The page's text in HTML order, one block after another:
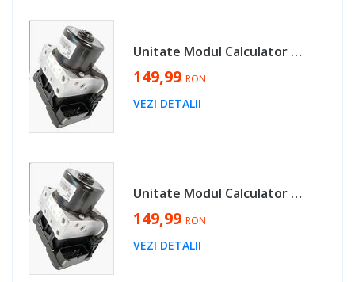
Unitate Modul Calculator Pompa ABS Seat Toledo 2 1998 - 2005 Cod 1J0614117C 1J0907379G [L4667]
149,99 RON
VEZI DETALII
Unitate Modul Calculator Pompa ABS Volkswagen Golf 4 1998 - 2005 Cod 1J0614117C 1J0907379G [L4667]
149,99 RON
VEZI DETALII